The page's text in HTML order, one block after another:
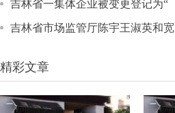
吉林省一集体企业被变更登记为“
吉林省市场监管厅陈宇王淑英和宽
精彩文章